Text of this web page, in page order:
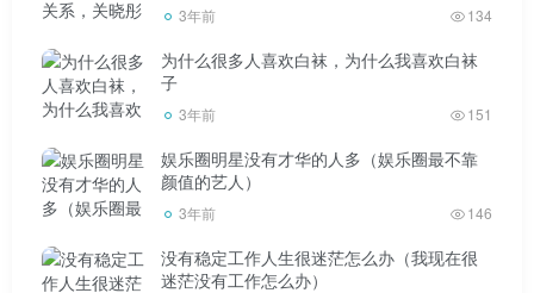
3年前 134
为什么很多人喜欢白袜，为什么我喜欢白袜
子
3年前 151
娱乐圈明星没有才华的人多（娱乐圈最不靠
颜值的艺人）
3年前 146
没有稳定工作人生很迷茫怎么办（我现在很
迷茫没有工作怎么办）